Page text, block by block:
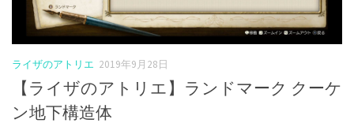
ライザのアトリエ 2019年9月28日
【ライザのアトリエ】ランドマーク クーケ
ン地下構造体